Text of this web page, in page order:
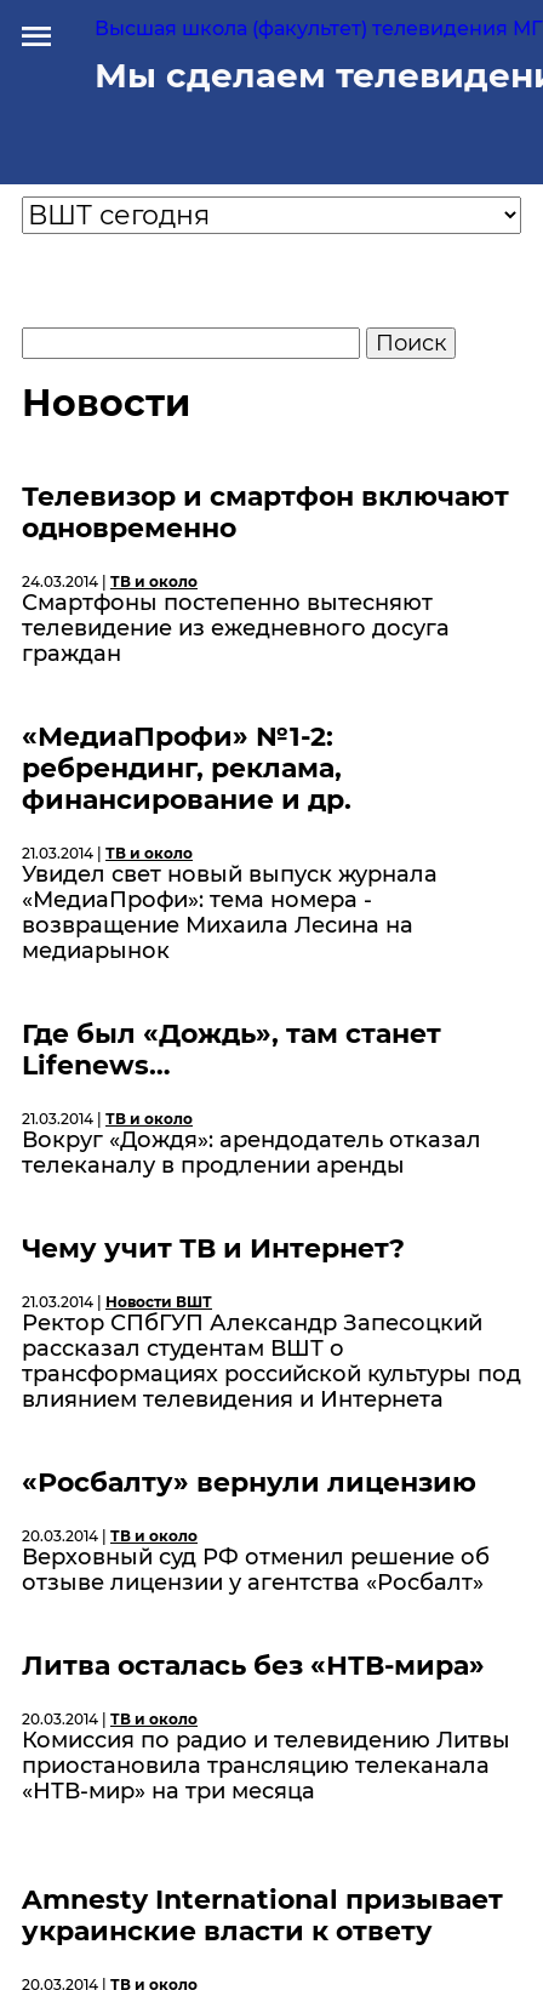
Высшая школа (факультет) телевидения
Мы сделаем
Новости
Телевизор и смартфон включают
одновременно
24.03.2014 | ТВ и около
Смартфоны постепенно вытесняют
телевидение из ежедневного досуга
граждан
«МедиаПрофи» №1-2:
ребрендинг, реклама,
финансирование и др.
21.03.2014 | ТВ и около
Увидел свет новый выпуск журнала
«МедиаПрофи»: тема номера -
возвращение Михаила Лесина на
медиарынок
Где был «Дождь», там станет
Lifenews…
21.03.2014 | ТВ и около
Вокруг «Дождя»: арендодатель отказал
телеканалу в продлении аренды
Чему учит ТВ и Интернет?
21.03.2014 | Новости ВШТ
Ректор СПбГУП Александр Запесоцкий
рассказал студентам ВШТ о
трансформациях российской культуры под
влиянием телевидения и Интернета
«Росбалту» вернули лицензию
20.03.2014 | ТВ и около
Верховный суд РФ отменил решение об
отзыве лицензии у агентства «Росбалт»
Литва осталась без «НТВ-мира»
20.03.2014 | ТВ и около
Комиссия по радио и телевидению Литвы
приостановила трансляцию телеканала
«НТВ-мир» на три месяца
Amnesty International призывает
украинские власти к ответу
20.03.2014 | ТВ и около